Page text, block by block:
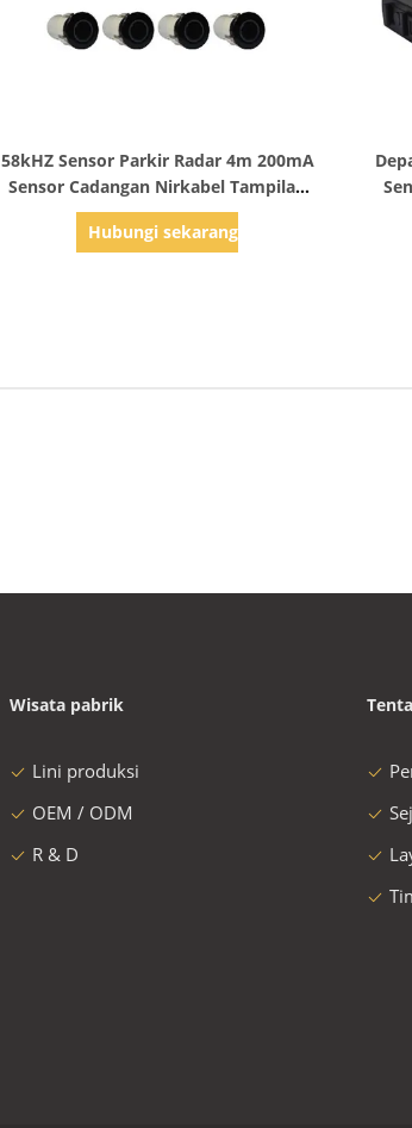
58kHZ Sensor Parkir Radar 4m 200mA
Sensor Cadangan Nirkabel Tampilan
LED Truk
Hubungi sekarang
Wisata pabrik
Lini produksi
OEM / ODM
R & D